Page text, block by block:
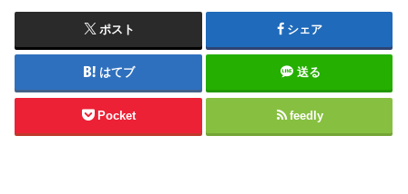
ポスト シェア
はてブ 送る
Pocket feedly